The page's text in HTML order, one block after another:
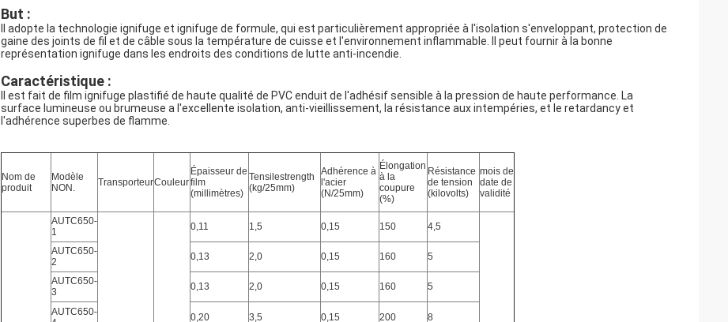
But :
Il adopte la technologie ignifuge et ignifuge de formule, qui est particulièrement appropriée à l'isolation s'enveloppant, protection de
gaine des joints de fil et de câble sous la température de cuisse et l'environnement inflammable. Il peut fournir à la bonne
représentation ignifuge dans les endroits des conditions de lutte anti-incendie.
Caractéristique :
Il est fait de film ignifuge plastifié de haute qualité de PVC enduit de l'adhésif sensible à la pression de haute performance. La
surface lumineuse ou brumeuse a l'excellente isolation, anti-vieillissement, la résistance aux intempéries, et le retardancy et
l'adhérence superbes de flamme.
Nom de
produit
Modèle
NON.
TransporteurCouleur
Épaisseur de
film
(millimètres)
Tensilestrength
(kg/25mm)
Adhérence à
l'acier
(N/25mm)
Élongation
à la
coupure
(%)
Résistance
de tension
(kilovolts)
mois de
date de
validité
AUTC650-
1
0,11 1,5 0,15 150 4,5
AUTC650-
2
0,13 2,0 0,15 160 5
AUTC650-
3
0,13 2,0 0,15 160 5
AUTC650-
0,20 3,5 0,15 200 8